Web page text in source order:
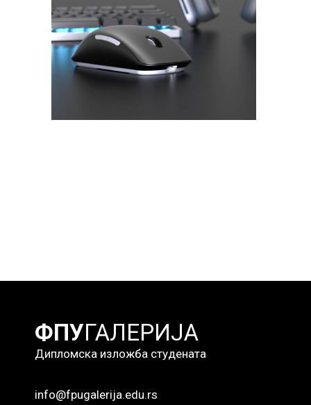
Наставник: мр Душан Нешић ред.
проф.
Уметнички сарадник: Мирко Вујичић
Радови студената
ФПУГАЛЕРИЈА
Дипломска изложба студената
info@fpugalerija.edu.rs